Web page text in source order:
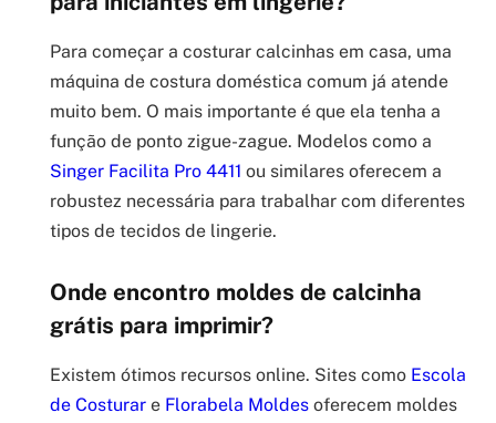
Para começar a costurar calcinhas em casa, uma
máquina de costura doméstica comum já atende
muito bem. O mais importante é que ela tenha a
função de ponto zigue-zague. Modelos como a
Singer Facilita Pro 4411 ou similares oferecem a
robustez necessária para trabalhar com diferentes
tipos de tecidos de lingerie.
Onde encontro moldes de calcinha
grátis para imprimir?
Existem ótimos recursos online. Sites como Escola
de Costurar e Florabela Moldes oferecem moldes